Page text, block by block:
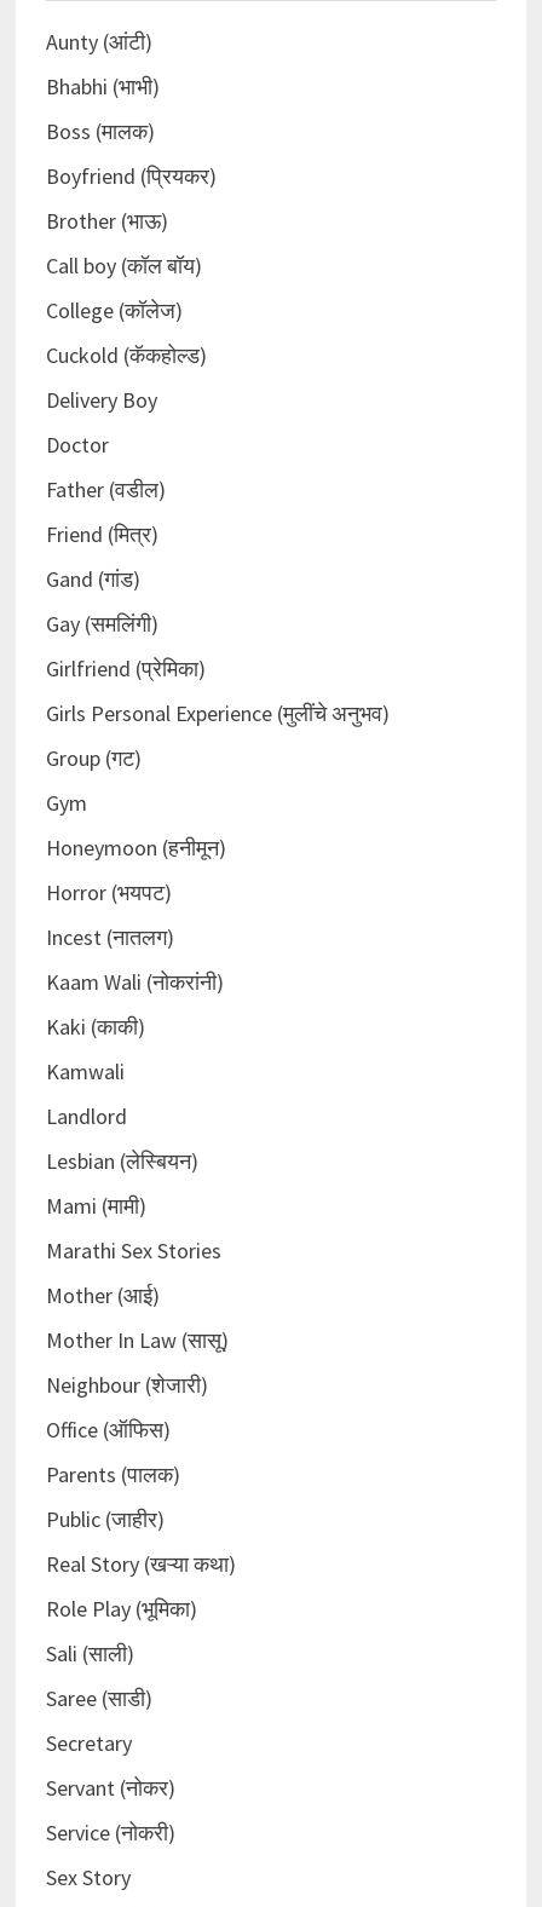
Aunty (आंटी)
Bhabhi (भाभी)
Boss (मालक)
Boyfriend (प्रियकर)
Brother (भाऊ)
Call boy (कॉल बॉय)
College (कॉलेज)
Cuckold (कॅकहोल्ड)
Delivery Boy
Doctor
Father (वडील)
Friend (मित्र)
Gand (गांड)
Gay (समलिंगी)
Girlfriend (प्रेमिका)
Girls Personal Experience (मुलींचे अनुभव)
Group (गट)
Gym
Honeymoon (हनीमून)
Horror (भयपट)
Incest (नातलग)
Kaam Wali (नोकरांनी)
Kaki (काकी)
Kamwali
Landlord
Lesbian (लेस्बियन)
Mami (मामी)
Marathi Sex Stories
Mother (आई)
Mother In Law (सासू)
Neighbour (शेजारी)
Office (ऑफिस)
Parents (पालक)
Public (जाहीर)
Real Story (खऱ्या कथा)
Role Play (भूमिका)
Sali (साली)
Saree (साडी)
Secretary
Servant (नोकर)
Service (नोकरी)
Sex Story